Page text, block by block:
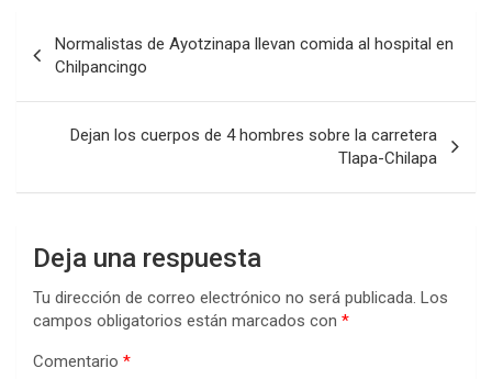
de
entradas
Normalistas de Ayotzinapa llevan comida al hospital en
Chilpancingo
Dejan los cuerpos de 4 hombres sobre la carretera
Tlapa-Chilapa
Deja una respuesta
Tu dirección de correo electrónico no será publicada. Los
campos obligatorios están marcados con *
Comentario *